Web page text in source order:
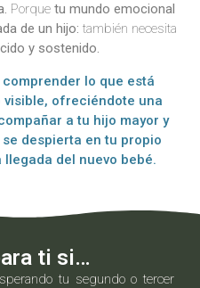
Porque tu mundo emocional
de un hijo: también necesita
y sostenido.
lo que está
ofreciéndote una
a tu hijo mayor y
despierta en tu propio
del nuevo bebé.
ti si…
tu segundo o tercer